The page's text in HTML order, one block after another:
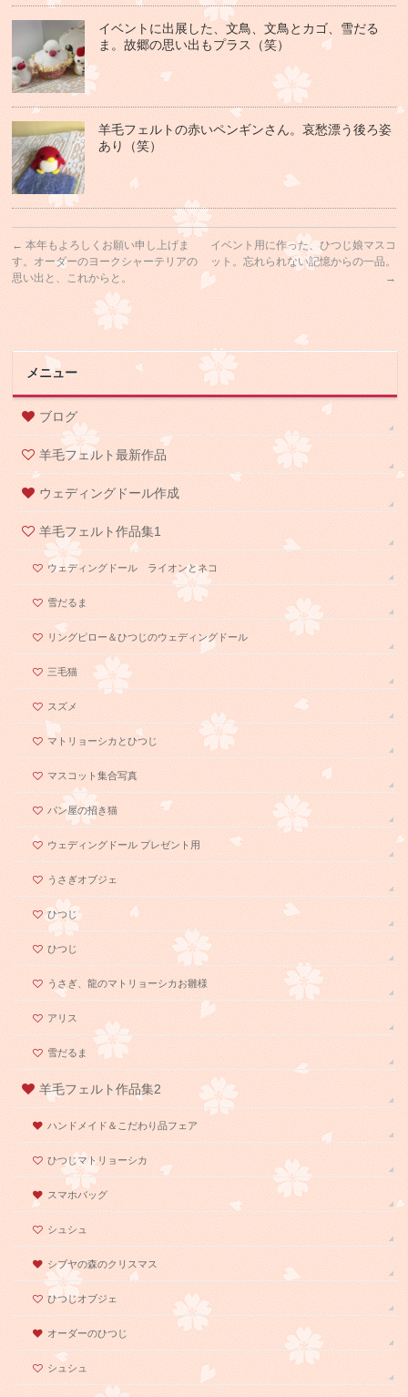
イベントに出展した、文鳥、文鳥とカゴ、雪だる
ま。故郷の思い出もプラス（笑）
羊毛フェルトの赤いペンギンさん。哀愁漂う後ろ姿
あり（笑）
← 本年もよろしくお願い申し上げま
す。オーダーのヨークシャーテリアの
思い出と、これからと。
イベント用に作った、ひつじ娘マスコ
ット。忘れられない記憶からの一品。
→
メニュー
ブログ
羊毛フェルト最新作品
ウェディングドール作成
羊毛フェルト作品集1
ウェディングドール ライオンとネコ
雪だるま
リングピロー＆ひつじのウェディングドール
三毛猫
スズメ
マトリョーシカとひつじ
マスコット集合写真
パン屋の招き猫
ウェディングドール プレゼント用
うさぎオブジェ
ひつじ
ひつじ
うさぎ、龍のマトリョーシカお雛様
アリス
雪だるま
羊毛フェルト作品集2
ハンドメイド＆こだわり品フェア
ひつじマトリョーシカ
スマホバッグ
シュシュ
シブヤの森のクリスマス
ひつじオブジェ
オーダーのひつじ
シュシュ